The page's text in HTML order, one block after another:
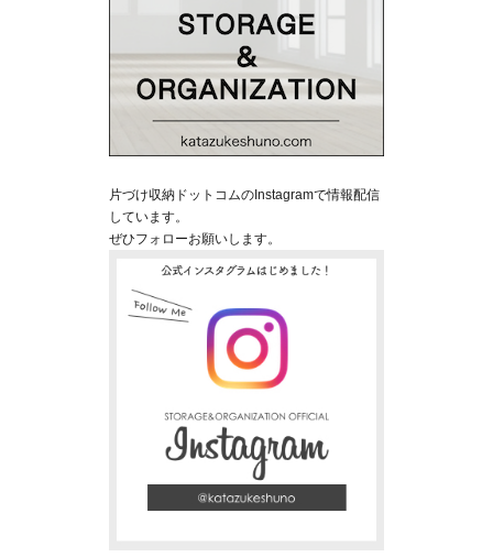
片づけ収納ドットコムのInstagramで情報配信
しています。
ぜひフォローお願いします。